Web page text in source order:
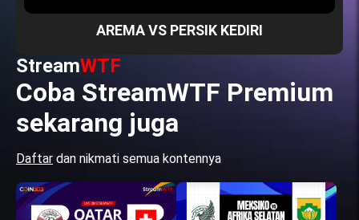
AREMA VS PERSIK KEDIRI
StreamWTF
Coba StreamWTF Premium
sekarang juga
Daftar dan nikmati semua kontennya